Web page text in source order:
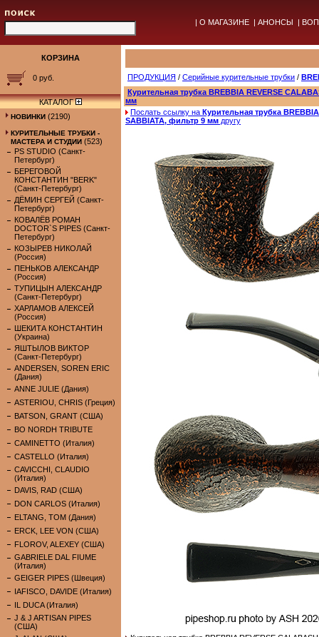
| О МАГАЗИНЕ | АНОНСЫ |
КОРЗИНА
0 руб.
КАТАЛОГ
НОВИНКИ (2190)
КУРИТЕЛЬНЫЕ ТРУБКИ -
МАСТЕРА И СТУДИИ (523)
PS STUDIO (Санкт-
Петербург)
БЕРЕГОВОЙ
КОНСТАНТИН "BERK"
(Санкт-Петербург)
ДЁМИН СЕРГЕЙ (Санкт-
Петербург)
КОВАЛЁВ РОМАН
DOCTOR`S PIPES (Санкт-
Петербург)
КОЗЫРЕВ НИКОЛАЙ
(Россия)
ПЕНЬКОВ АЛЕКСАНДР
(Россия)
ТУПИЦЫН АЛЕКСАНДР
(Санкт-Петербург)
ХАРЛАМОВ АЛЕКСЕЙ
(Россия)
ШЕКИТА КОНСТАНТИН
(Украина)
ЯШТЫЛОВ ВИКТОР
(Санкт-Петербург)
ANDERSEN, SOREN ERIC
(Дания)
ANNE JULIE (Дания)
ASTERIOU, CHRIS (Греция)
BATSON, GRANT (США)
BO NORDH TRIBUTE
CAMINETTO (Италия)
CASTELLO (Италия)
CAVICCHI, CLAUDIO
(Италия)
DAVIS, RAD (США)
DON CARLOS (Италия)
ELTANG, TOM (Дания)
ERCK, LEE VON (США)
FLOROV, ALEXEY (США)
GABRIELE DAL FIUME
(Италия)
GEIGER PIPES (Швеция)
IAFISCO, DAVIDE (Италия)
IL DUCA (Италия)
J & J ARTISAN PIPES
(США)
ПРОДУКЦИЯ / Серийные курительные трубки /
Курительная трубка BREBBIA REVERSE
мм
Послать ссылку на Курительная трубка
SABBIATA, фильтр 9 мм другу